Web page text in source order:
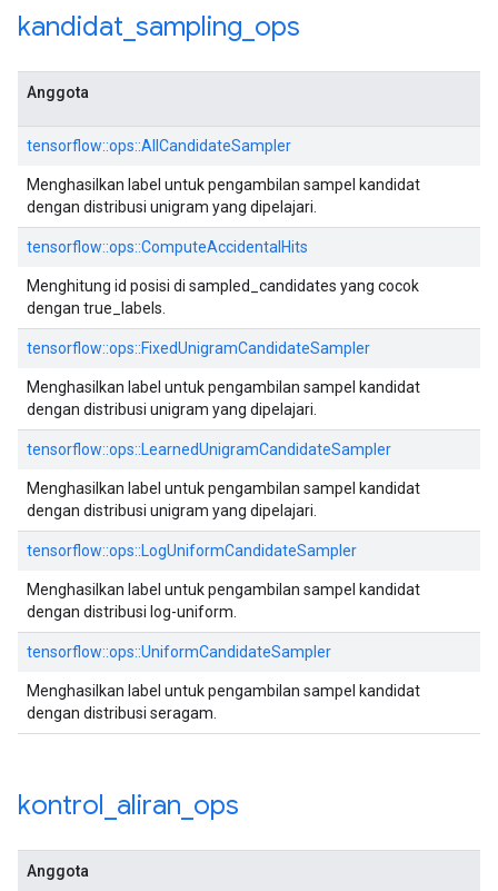
kandidat sampling ops
Anggota
tensorflow::ops::AllCandidateSampler
Menghasilkan label untuk pengambilan sampel kandidat
dengan distribusi unigram yang dipelajari.
tensorflow::ops::ComputeAccidentalHits
Menghitung id posisi di sampled_candidates yang cocok
dengan true_labels.
tensorflow::ops::FixedUnigramCandidateSampler
Menghasilkan label untuk pengambilan sampel kandidat
dengan distribusi unigram yang dipelajari.
tensorflow::ops::LearnedUnigramCandidateSampler
Menghasilkan label untuk pengambilan sampel kandidat
dengan distribusi unigram yang dipelajari.
tensorflow::ops::LogUniformCandidateSampler
Menghasilkan label untuk pengambilan sampel kandidat
dengan distribusi log-uniform.
tensorflow::ops::UniformCandidateSampler
Menghasilkan label untuk pengambilan sampel kandidat
dengan distribusi seragam.
kontrol aliran ops
Anggota